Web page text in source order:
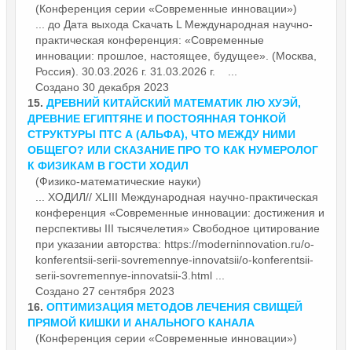
(Конференция серии «Современные инновации»)
... до Дата выхода Скачать L Международная научно-
практическая конференция: «Современные
инновации: прошлое, настоящее, будущее». (Москва,
Россия). 30.03.2026 г. 31.03.2026 г. ...
Создано 30 декабря 2023
15. ДРЕВНИЙ КИТАЙСКИЙ МАТЕМАТИК ЛЮ ХУЭЙ,
ДРЕВНИЕ ЕГИПТЯНЕ И ПОСТОЯННАЯ ТОНКОЙ
СТРУКТУРЫ ПТС Α (АЛЬФА), ЧТО МЕЖДУ НИМИ
ОБЩЕГО? ИЛИ СКАЗАНИЕ ПРО ТО КАК НУМЕРОЛОГ
К ФИЗИКАМ В ГОСТИ ХОДИЛ
(Физико-математические науки)
... ХОДИЛ// XLIII Международная научно-практическая
конференция «Современные инновации: достижения и
перспективы III тысячелетия» Свободное цитирование
при указании авторства: https://moderninnovation.ru/o-
konferentsii-serii-sovremennye-innovatsii/o-konferentsii-
serii-sovremennye-innovatsii-3.html ...
Создано 27 сентября 2023
16. ОПТИМИЗАЦИЯ МЕТОДОВ ЛЕЧЕНИЯ СВИЩЕЙ
ПРЯМОЙ КИШКИ И АНАЛЬНОГО КАНАЛА
(Конференция серии «Современные инновации»)